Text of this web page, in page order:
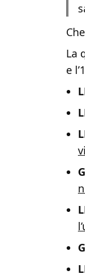
La
e